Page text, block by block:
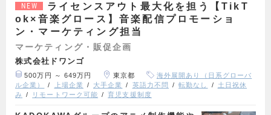
NEW
ライセンスアウト最大化を担う【TikT
ok×音楽グロース】音楽配信プロモーショ
ン・マーケティング担当
マーケティング・販促企画
株式会社ドワンゴ
500万円 ～ 649万円 東京都
海外展開あり（日系グローバ
ル企業）
上場企業 大手企業 英語力不問 転勤なし
土日祝休
み
リモートワーク可能 育児支援制度